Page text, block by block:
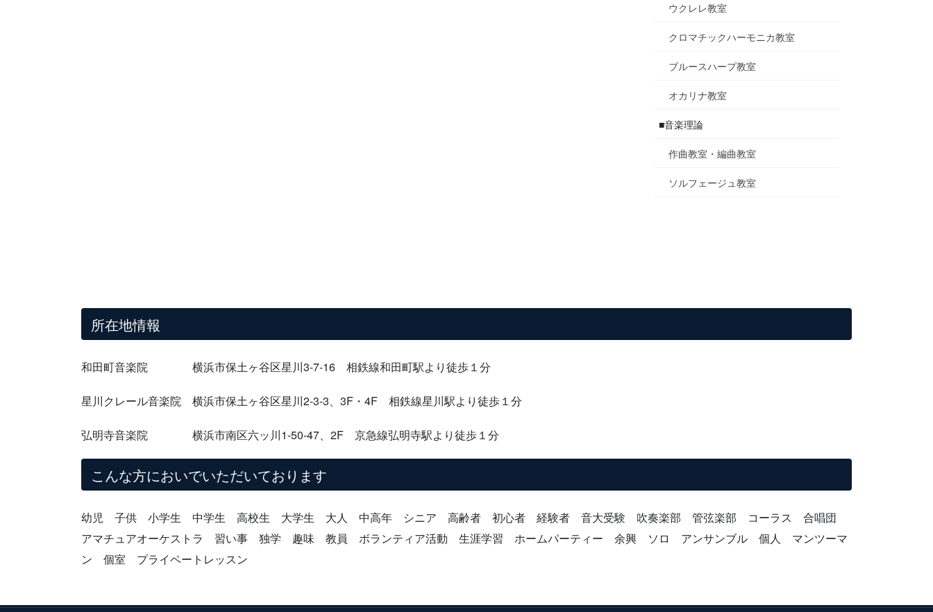
ウクレレ教室
クロマチックハーモニカ教室
ブルースハープ教室
オカリナ教室
■音楽理論
作曲教室・編曲教室
ソルフェージュ教室
所在地情報
和田町音楽院 横浜市保土ヶ谷区星川3-7-16 相鉄線和田町駅より徒歩１分
星川クレール音楽院 横浜市保土ヶ谷区星川2-3-3、3F・4F 相鉄線星川駅より徒歩１分
弘明寺音楽院 横浜市南区六ッ川1-50-47、2F 京急線弘明寺駅より徒歩１分
こんな方においでいただいております
幼児 子供 小学生 中学生 高校生 大学生 大人 中高年 シニア 高齢者 初心者 経験者 音大受験 吹奏楽部 管弦楽部 コーラス 合唱団
アマチュアオーケストラ 習い事 独学 趣味 教員 ボランティア活動 生涯学習 ホームパーティー 余興 ソロ アンサンブル 個人 マンツーマ
ン 個室 プライベートレッスン